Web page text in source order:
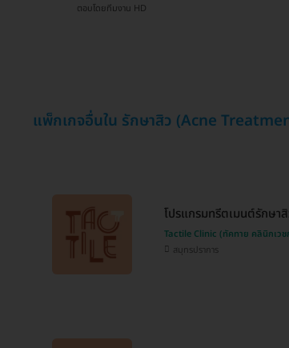
ตอบโดยทีมงาน HD
แพ็กเกจอื่นใน รักษาสิว (Acne
โปรแกรมทรีตเมนต์รักษา
Tactile Clinic (ทัคทาย คลินิกเวช
สมุทรปราการ